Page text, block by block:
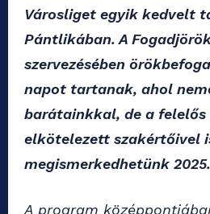
Városliget egyik kedvelt
Pántlikában. A
szervezésében
napot tartanak, ahol
barátainkkal, de a
elkötelezett szakértőivel
megismerkedhetünk
A program